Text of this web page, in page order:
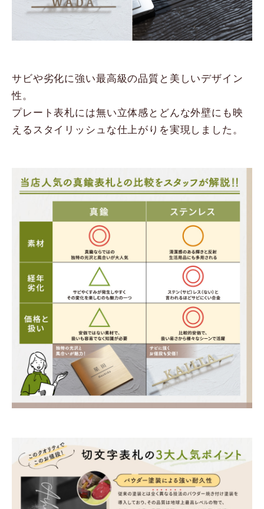
サビや劣化に強い最高級の品質と美しいデザイン
性。
プレート表札には無い立体感とどんな外壁にも映
えるスタイリッシュな仕上がりを実現しました。